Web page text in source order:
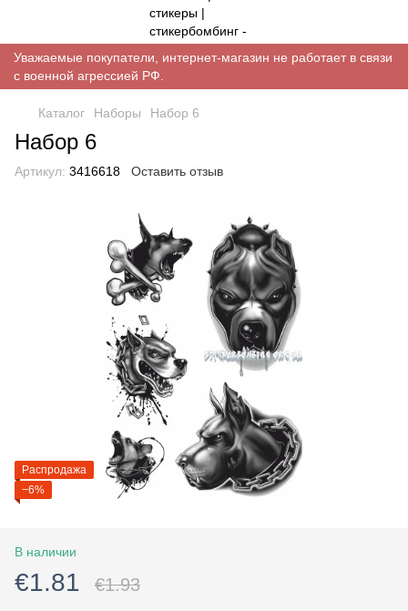
Уважаемые покупатели, интернет-магазин не работает в связи
с военной агрессией РФ.
Каталог Наборы Набор 6
Набор 6
Артикул: 3416618 Оставить отзыв
Распродажа
−6%
В наличии
€1.81 €1.93